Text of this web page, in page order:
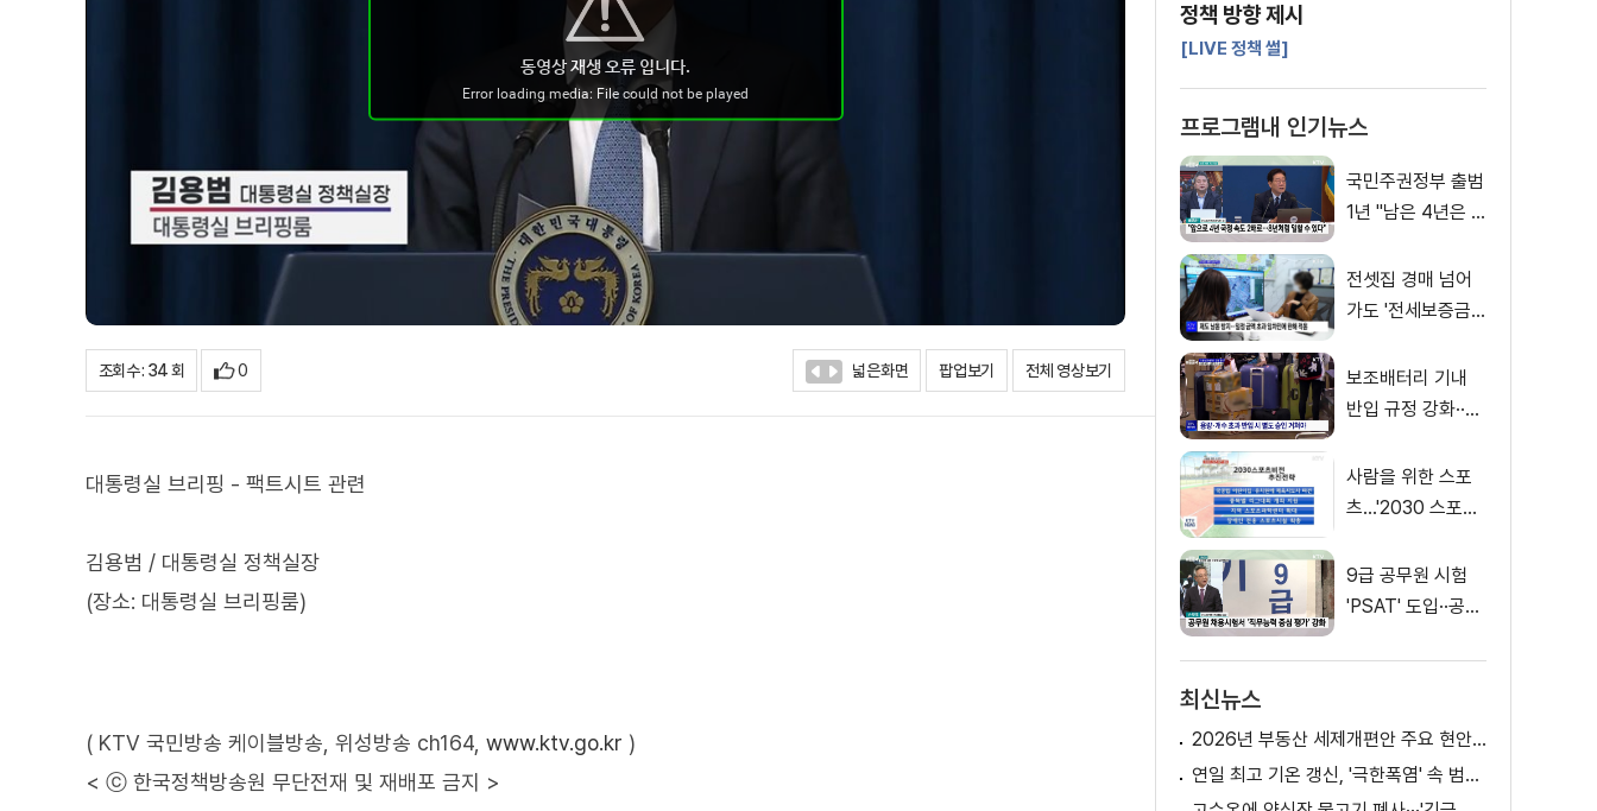
조회수 : 34 회 0 넓은화면 팝업보기 전체 영상보기
대통령실 브리핑 - 팩트시트 관련
김용범 / 대통령실 정책실장
(장소: 대통령실 브리핑룸)
( KTV 국민방송 케이블방송, 위성방송 ch164, www.ktv.go.kr )
< ⓒ 한국정책방송원 무단전재 및 재배포 금지 >
정책 방향 제시
[LIVE 정책 썰]
프로그램내 인기뉴스
국민주권정부 출범
1년 "남은 4년은 8
전셋집 경매 넘어
가도 '전세보증금'
보조배터리 기내
반입 규정 강화··
사람을 위한 스포
츠…'2030 스포츠
9급 공무원 시험
'PSAT' 도입··공정
최신뉴스
2026년 부동산 세제개편안 주요 현안 팩트체크 [K-정책 사용법]
연일 최고 기온 갱신, '극한폭염' 속 범정부 피해 예방 대책은? [정.주.행]